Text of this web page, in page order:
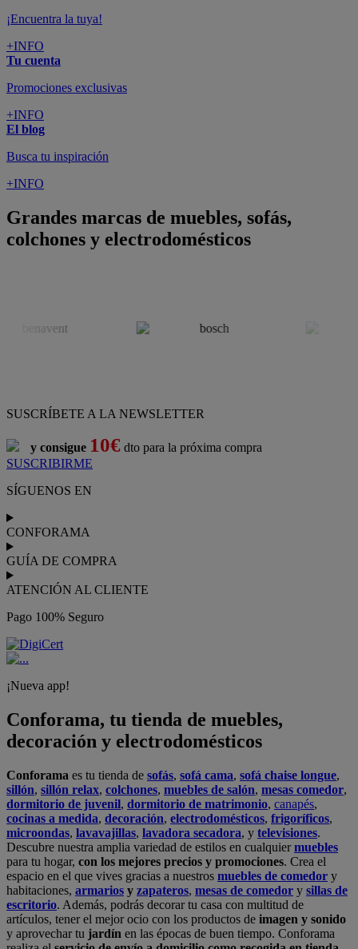
¡Encuentra la tuya!
+INFO
Tu cuenta
Promociones exclusivas
+INFO
El blog
Busca tu inspiración
+INFO
Grandes marcas de muebles, sofás,
colchones y electrodomésticos
SUSCRÍBETE A LA NEWSLETTER
y consigue 10€ dto para la próxima compra
SUSCRIBIRME
SÍGUENOS EN
CONFORAMA
GUÍA DE COMPRA
ATENCIÓN AL CLIENTE
Pago 100% Seguro
¡Nueva app!
Conforama, tu tienda de muebles,
decoración y electrodomésticos
Conforama es tu tienda de sofás, sofá cama, sofá chaise longue,
sillón, sillón relax, colchones, muebles de salón, mesas comedor,
dormitorio de juvenil, dormitorio de matrimonio, canapés,
cocinas a medida, decoración, electrodomésticos, frigoríficos,
microondas, lavavajillas, lavadora secadora, y televisiones.
Descubre nuestra amplia variedad de estilos en cualquiermuebles
para tu hogar, con los mejores precios y promociones. Crea el
espacio en el que vives gracias a nuestros muebles de comedor y
habitaciones, armarios y zapateros, mesas de comedor y sillas de
escritorio. Además, podrás decorar tu casa con multitud de
artículos, tener el mejor ocio con los productos de imagen y sonido
y aprovechar tu jardín en las épocas de buen tiempo. Conforama